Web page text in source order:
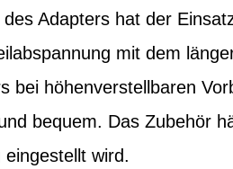
Adapters hat der
mit dem
bei höhenverstellbaren
bequem. Das Zubehör
wird.